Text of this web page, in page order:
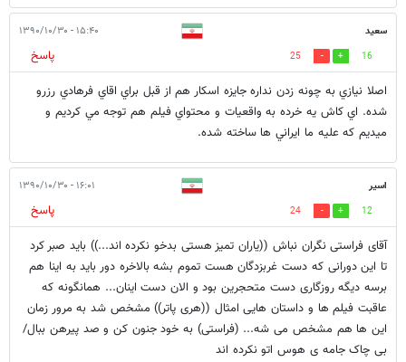
سعيد ۱۵:۴۰ - ۱۳۹۰/۱۰/۳۰
16
25
پاسخ
اصلا نيازي به چونه زدن نداره جايزه اسكار هم از قبل براي اقاي فرهادي رزرو
شده. اي كاش يه خرده به واقعيات و محتواي فيلم هم توجه مي كرديم و
ميديم كه عليه ما ايراني ها ساخته شده.
اسیر ۱۶:۰۱ - ۱۳۹۰/۱۰/۳۰
12
24
پاسخ
آقای فراستی نگران نباش ((یاران تمیز هستی بدخو نکرده اند...)) باید صبر کرد
تا این دورانی که دست غربزدگان هست تموم بشه بالاخره دور باید به اینا هم
برسه دیگه روزگاری دست متحجرین بود و الان دست اینان... همانگونه که
عاقبت فیلم ها و داستان هایی امثال ((هری پاتر)) مشخص شد به مرور زمان
این ها هم مشخص می شه... (فراستی) به خود جنون کن و صد پیرهن ببال/
بی چاک جامه ی هوس اتو نکرده اند